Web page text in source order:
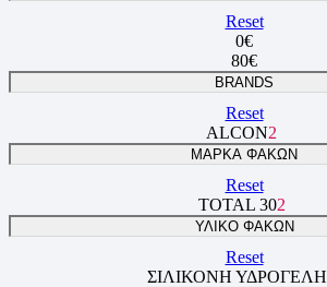
Reset
0€
80€
BRANDS
Reset
ALCON2
ΜΑΡΚΑ ΦΑΚΩΝ
Reset
TOTAL 302
ΥΛΙΚΟ ΦΑΚΩΝ
Reset
ΣΙΛΙΚΟΝΗ ΥΔΡΟΓΕΛΗ